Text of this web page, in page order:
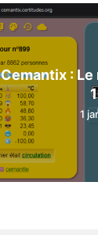
Cemantix :
1